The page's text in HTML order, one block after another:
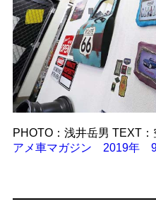
PHOTO：浅井岳男 TEXT：
アメ車マガジン 2019年